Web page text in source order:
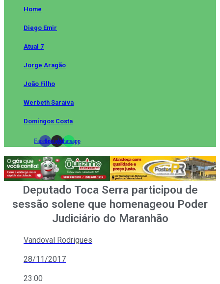
Home
Diego Emir
Atual 7
Jorge Aragão
João Filho
Werbeth Saraiva
Domingos Costa
FacebookInstagramWhatsapp
Deputado Toca Serra participou de
sessão solene que homenageou Poder
Judiciário do Maranhão
Vandoval Rodrigues
28/11/2017
23:00